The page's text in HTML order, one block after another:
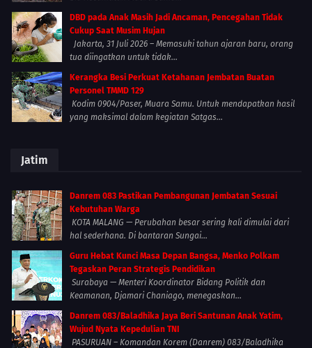
DBD pada Anak Masih Jadi Ancaman, Pencegahan Tidak
Cukup Saat Musim Hujan
Jakarta, 31 Juli 2026 – Memasuki tahun ajaran baru, orang
tua diingatkan untuk tidak...
Kerangka Besi Perkuat Ketahanan Jembatan Buatan
Personel TMMD 129
Kodim 0904/Paser, Muara Samu. Untuk mendapatkan hasil
yang maksimal dalam kegiatan Satgas...
Jatim
Danrem 083 Pastikan Pembangunan Jembatan Sesuai
Kebutuhan Warga
KOTA MALANG — Perubahan besar sering kali dimulai dari
hal sederhana. Di bantaran Sungai...
Guru Hebat Kunci Masa Depan Bangsa, Menko Polkam
Tegaskan Peran Strategis Pendidikan
Surabaya — Menteri Koordinator Bidang Politik dan
Keamanan, Djamari Chaniago, menegaskan...
Danrem 083/Baladhika Jaya Beri Santunan Anak Yatim,
Wujud Nyata Kepedulian TNI
PASURUAN – Komandan Korem (Danrem) 083/Baladhika